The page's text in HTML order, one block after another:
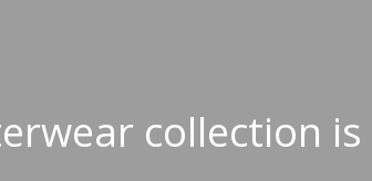
collection is